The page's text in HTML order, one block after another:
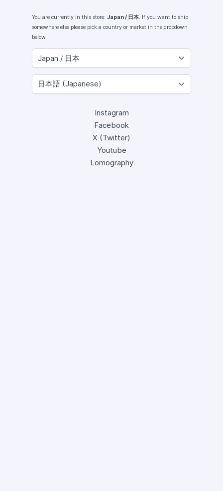
You are currently in this store: Japan / 日本. If you want to ship
somewhere else please pick a country or market in the dropdown
below.
Instagram
Facebook
X (Twitter)
Youtube
Lomography